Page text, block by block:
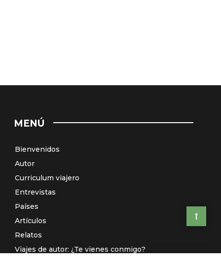
MENÚ
Bienvenidos
Autor
Curriculum viajero
Entrevistas
Países
Artículos
Relatos
Viajes de autor: ¿Te vienes conmigo?